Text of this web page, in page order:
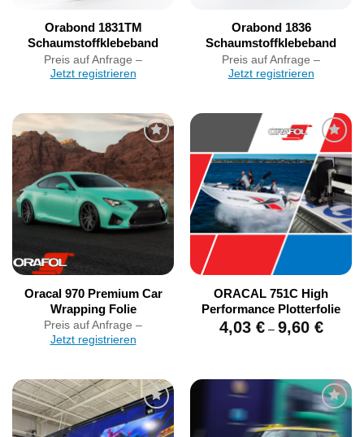
Orabond 1831TM
Schaumstoffklebeband
Preis auf Anfrage –
Jetzt registrieren
Orabond 1836
Schaumstoffklebeband
Preis auf Anfrage –
Jetzt registrieren
Artikel
merken
Oracal 970 Premium Car
Wrapping Folie
Preis auf Anfrage –
Jetzt registrieren
Artikel
merken
ORACAL 751C High
Performance Plotterfolie
4,03 € – 9,60 €4,03 €
Artikel
merken
Artikel
merken